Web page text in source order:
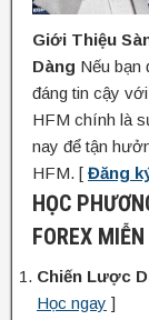
Giới Thiệu
Dàng Nếu bạn
đáng tin cậy
HFM chính là
nay để tận
HFM. [ Đăng
HỌC
FOREX
Chiến Lược
Học ngay ]